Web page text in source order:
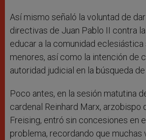
Así mismo señaló la voluntad de
directivas de Juan Pablo II contra
educar a la comunidad eclesiástica
menores, así como la intención de
autoridad judicial en la búsqueda
Poco antes, en la sesión matutina
cardenal Reinhard Marx, arzobispo
Freising, entró sin concesiones en
problema, recordando que muchas